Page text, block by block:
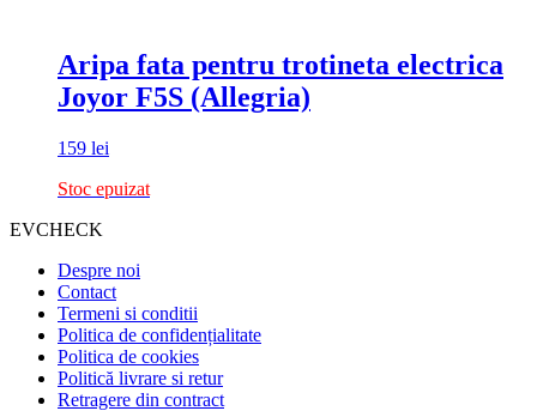
Aripa fata pentru trotineta electrica
Joyor F5S (Allegria)
159 lei
Stoc epuizat
EVCHECK
Despre noi
Contact
Termeni si conditii
Politica de confidențialitate
Politica de cookies
Politică livrare si retur
Retragere din contract